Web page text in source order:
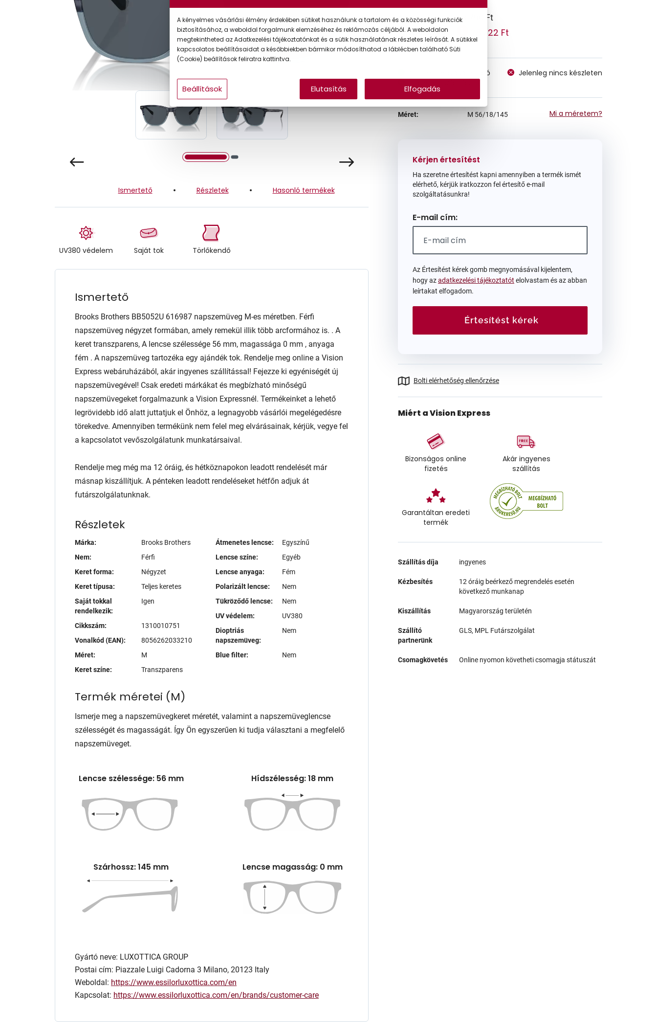
Gyermek
Ismertető Részletek Hasonló termékek
UV380 védelem Saját tok Törlőkendő
Ismertető
Brooks Brothers BB5052U 616987 napszemüveg M-es méretben. Férfi
napszemüveg négyzet formában, amely remekül illik több arcformához is. . A
keret transzparens, A lencse szélessége 56 mm, magassága 0 mm , anyaga
fém . A napszemüveg tartozéka egy ajándék tok. Rendelje meg online a Vision
Express webáruházából, akár ingyenes szállítással! Fejezze ki egyéniségét új
napszemüvegével! Csak eredeti márkákat és megbízható minőségű
napszemüvegeket forgalmazunk a Vision Expressnél. Termékeinket a lehető
legrövidebb idő alatt juttatjuk el Önhöz, a legnagyobb vásárlói megelégedésre
törekedve. Amennyiben termékünk nem felel meg elvárásainak, kérjük, vegye fel
a kapcsolatot vevőszolgálatunk munkatársaival.
Rendelje meg még ma 12 óráig, és hétköznapokon leadott rendelését már
másnap kiszállítjuk. A pénteken leadott rendeléseket hétfőn adjuk át
futárszolgálatunknak.
Részletek
Márka:
Brooks Brothers
Nem:
Férfi
Keret forma:
Négyzet
Keret típusa:
Teljes keretes
Saját tokkal
rendelkezik:
Igen
Cikkszám:
1310010751
Vonalkód (EAN):
8056262033210
Méret:
M
Keret színe:
Transzparens
Átmenetes lencse:
Egyszínű
Lencse színe:
Egyéb
Lencse anyaga:
Fém
Polarizált lencse:
Nem
Tükröződő lencse:
Nem
UV védelem:
UV380
Dioptriás
napszemüveg:
Nem
Blue filter: Nem
Termék méretei (M)
Ismerje meg a napszemüvegkeret méretét, valamint a napszemüveglencse
szélességét és magasságát. Így Ön egyszerűen ki tudja választani a megfelelő
napszemüveget.
Lencse szélessége: 56 mm Hídszélesség: 18 mm
Szárhossz: 145 mm Lencse magasság: 0 mm
Gyártó neve: LUXOTTICA GROUP
Postai cím: Piazzale Luigi Cadorna 3 Milano, 20123 Italy
Weboldal: https://www.essilorluxottica.com/en
Kapcsolat: https://www.essilorluxottica.com/en/brands/customer-care
Ár: 33.790 Ft
Törzsvásárlói ár: 28.722 Ft
Online megvásárolható
Jelenleg nincs készleten
Méret: M 56/18/145 Mi a méretem?
Kérjen értesítést
Ha szeretne értesítést kapni amennyiben a termék ismét
elérhető, kérjük iratkozzon fel értesítő e-mail
szolgáltatásunkra!
E-mail cím:
Az Értesítést kérek gomb megnyomásával kijelentem,
hogy azadatkezelési tájékoztatót elolvastam és az abban
leírtakat elfogadom.
Értesítést kérek
Bolti elérhetőség ellenőrzése
Miért a Vision Express
Bizonságos online
fizetés
Akár ingyenes
szállítás
Garantáltan eredeti
termék
Szállítás díja ingyenes
Kézbesítés
12 óráig beérkező megrendelés esetén
következő munkanap
Kiszállítás Magyarország területén
Szállító
partnerünk
GLS, MPL Futárszolgálat
Csomagkövetés Online nyomon követheti csomagja státuszát
A kényelmes vásárlási élmény érdekében sütiket használunk a tartalom és a közösségi funkciók
biztosításához, a weboldal forgalmunk elemzéséhez és reklámozás céljából. A weboldalon
megtekintheted az Adatkezelési tájékoztatónkat és a sütik használatának részletes leírását. A sütikkel
kapcsolatos beállításaidat a későbbiekben bármikor módosíthatod a láblécben található Süti
(Cookie) beállítások feliratra kattintva.
Beállítások Elutasítás Elfogadás